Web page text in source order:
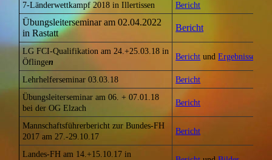
7-Länderwettkampf 2018 in Illertissen
Bericht
Übungsleiterseminar am 02.04.2022
in Rastatt
Bericht
LG FCI-Qualifikation am 24.+25.03.18 in
Öflingen
Bericht undErgebnisse
Lehrhelferseminar 03.03.18
Bericht
Übungsleiterseminar am 06. + 07.01.18
bei der OG Elzach
Bericht
Mannschaftsführerbericht zur Bundes-FH
2017 am 27.-29.10.17
Bericht
Landes-FH am 14.+15.10.17 in